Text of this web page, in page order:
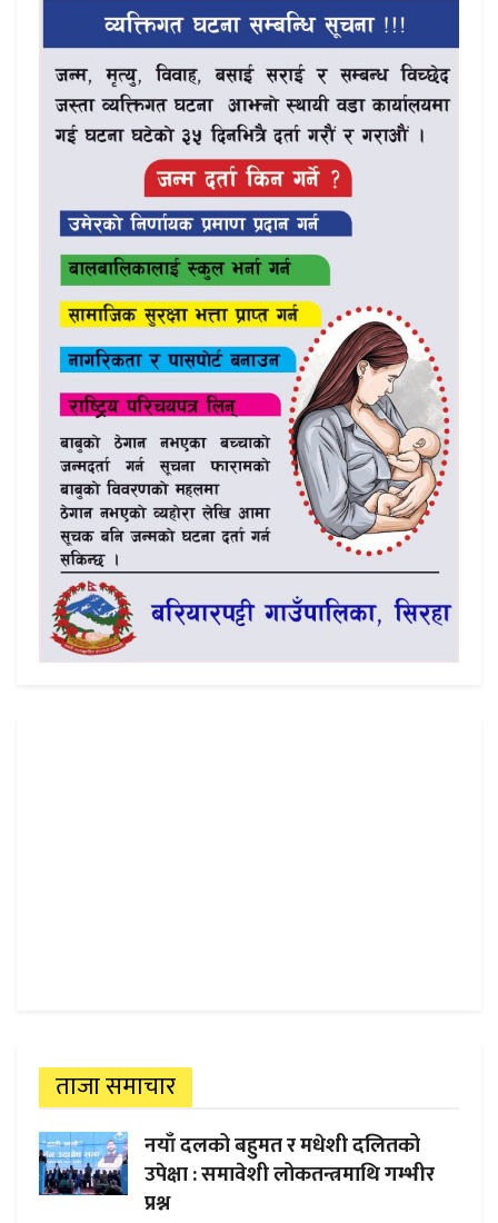
ताजा समाचार
नयाँ दलको बहुमत र मधेशी दलितको
उपेक्षा : समावेशी लोकतन्त्रमाथि गम्भीर
प्रश्न